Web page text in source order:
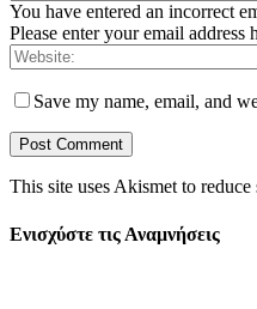
You have entered an incorrect
Please enter your email address
Save my name, email, and
This site uses Akismet to reduce
Ενισχύστε τις Αναμνήσεις